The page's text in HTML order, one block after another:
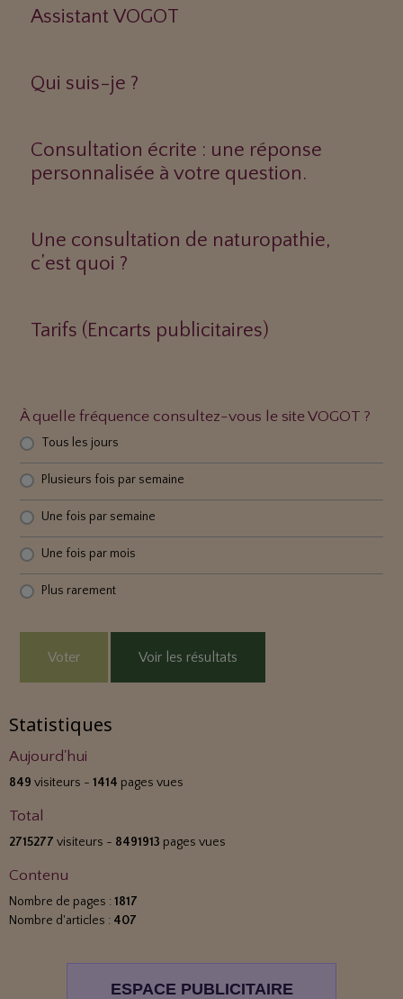
Assistant VOGOT
Qui suis-je ?
Consultation écrite : une réponse
personnalisée à votre question.
Une consultation de naturopathie,
c’est quoi ?
Tarifs (Encarts publicitaires)
À quelle fréquence consultez-vous le site VOGOT ?
Tous les jours
Plusieurs fois par semaine
Une fois par semaine
Une fois par mois
Plus rarement
Voter Voir les résultats
Statistiques
Aujourd'hui
849 visiteurs - 1414 pages vues
Total
2715277 visiteurs - 8491913 pages vues
Contenu
Nombre de pages : 1817
Nombre d'articles : 407
ESPACE PUBLICITAIRE